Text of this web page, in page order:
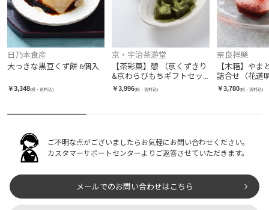
日乃本食産
大っきな黒豆くず餅 6個入
￥3,348(税・送料込)
京・宇治茶游堂
【茶彩菓】憩 （京くずきり
&京わらびもちギフトセッ
ト）
￥3,996(税・送料込)
奈良祥樂
【木箱】やま
詰合せ（花道
ね・葛小倉・
￥3,780(税・送料込)
ご不明な点がございましたらお気軽にお問い合わせください。
カスタマーサポートセンターよりご返答させていただきます。
メールでのお問い合わせはこちら